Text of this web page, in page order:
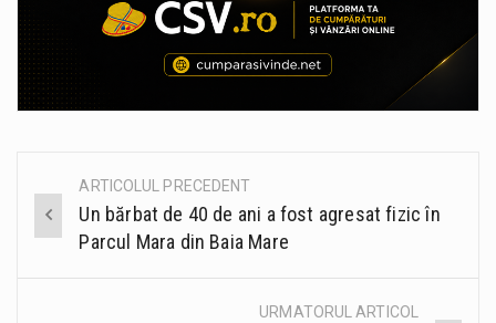
Post
navigation
ARTICOLUL PRECEDENT
Un bărbat de 40 de ani a fost agresat fizic în
Parcul Mara din Baia Mare
URMATORUL ARTICOL